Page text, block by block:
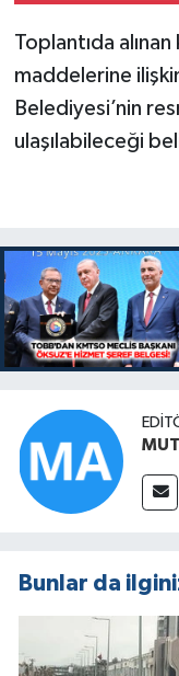
Toplantıda
maddelerine
Belediyesi’nin
ulaşılabileceği
Bunlar da